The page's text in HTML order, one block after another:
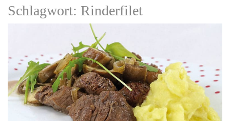
Schlagwort: Rinderfilet